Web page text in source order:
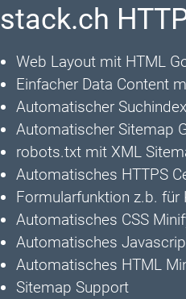
stack.ch
Web Layout mit HTML
Einfacher Data Content
Automatischer
Automatischer Sitemap
robots.txt mit XML
Automatisches HTTPS
Formularfunktion z.b. für
Automatisches CSS
Automatisches
Automatisches HTML
Sitemap Support